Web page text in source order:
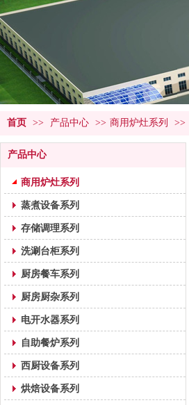
首页 >> 产品中心 >> 商用炉灶系列 >>
产品中心
商用炉灶系列
蒸煮设备系列
存储调理系列
洗涮台柜系列
厨房餐车系列
厨房厨杂系列
电开水器系列
自助餐炉系列
西厨设备系列
烘焙设备系列